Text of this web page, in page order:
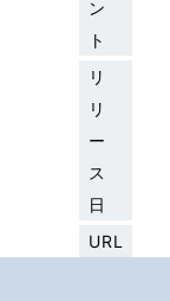
ン
ト
リ
リ
ー
ス
日
URL